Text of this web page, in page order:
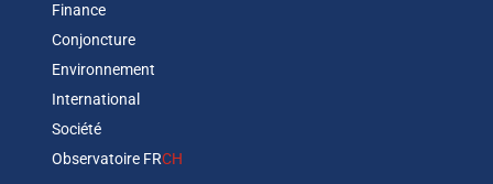
Finance
Conjoncture
Environnement
International
Société
Observatoire FRCH